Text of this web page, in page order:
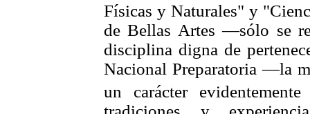
Físicas y Naturales" y
de Bellas Artes —sólo se
disciplina digna de
Nacional Preparatoria —la
un carácter